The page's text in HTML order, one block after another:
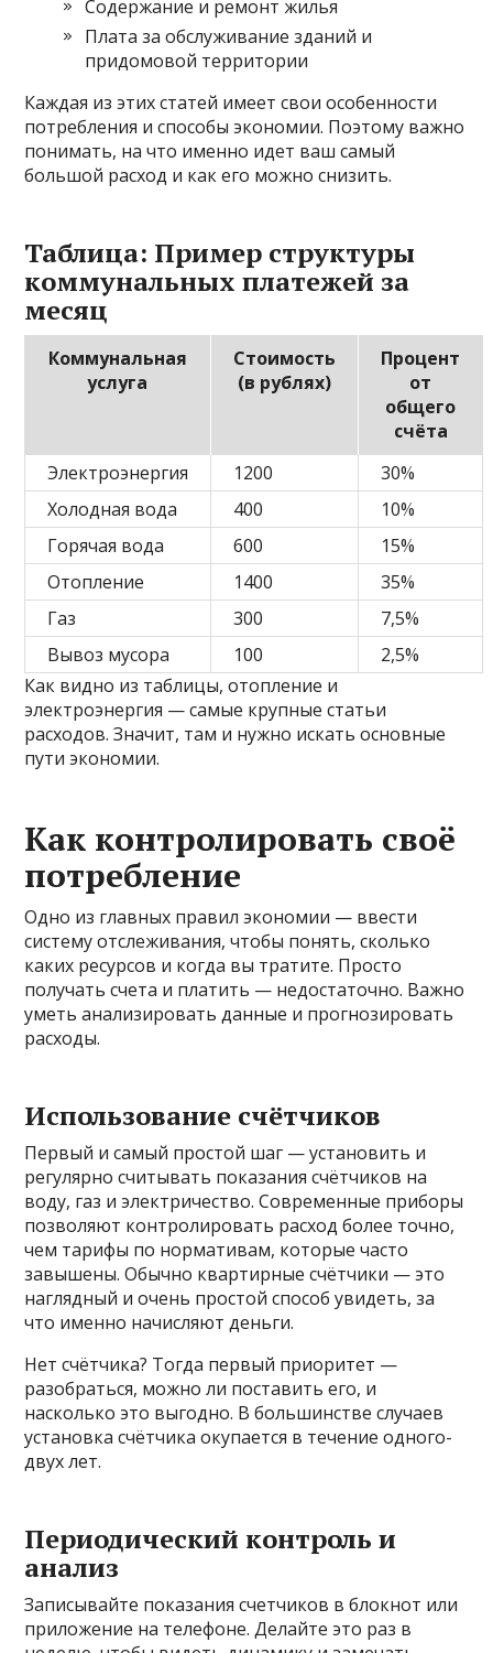
Содержание и ремонт жилья
Плата за обслуживание зданий и
придомовой территории
Каждая из этих статей имеет свои особенности
потребления и способы экономии. Поэтому важно
понимать, на что именно идет ваш самый
большой расход и как его можно снизить.
Таблица: Пример структуры
коммунальных платежей за
месяц
Коммунальная
услуга
Стоимость
(в рублях)
Процент
от
общего
счёта
Электроэнергия
1200
30%
Холодная вода
400
10%
Горячая вода
600
15%
Отопление
1400
35%
Газ
300
7,5%
Вывоз мусора
100
2,5%
Как видно из таблицы, отопление и
электроэнергия — самые крупные статьи
расходов. Значит, там и нужно искать основные
пути экономии.
Как контролировать своё
потребление
Одно из главных правил экономии — ввести
систему отслеживания, чтобы понять, сколько
каких ресурсов и когда вы тратите. Просто
получать счета и платить — недостаточно. Важно
уметь анализировать данные и прогнозировать
расходы.
Использование счётчиков
Первый и самый простой шаг — установить и
регулярно считывать показания счётчиков на
воду, газ и электричество. Современные приборы
позволяют контролировать расход более точно,
чем тарифы по нормативам, которые часто
завышены. Обычно квартирные счётчики — это
наглядный и очень простой способ увидеть, за
что именно начисляют деньги.
Нет счётчика? Тогда первый приоритет —
разобраться, можно ли поставить его, и
насколько это выгодно. В большинстве случаев
установка счётчика окупается в течение одного-
двух лет.
Периодический контроль и
анализ
Записывайте показания счетчиков в блокнот или
приложение на телефоне. Делайте это раз в